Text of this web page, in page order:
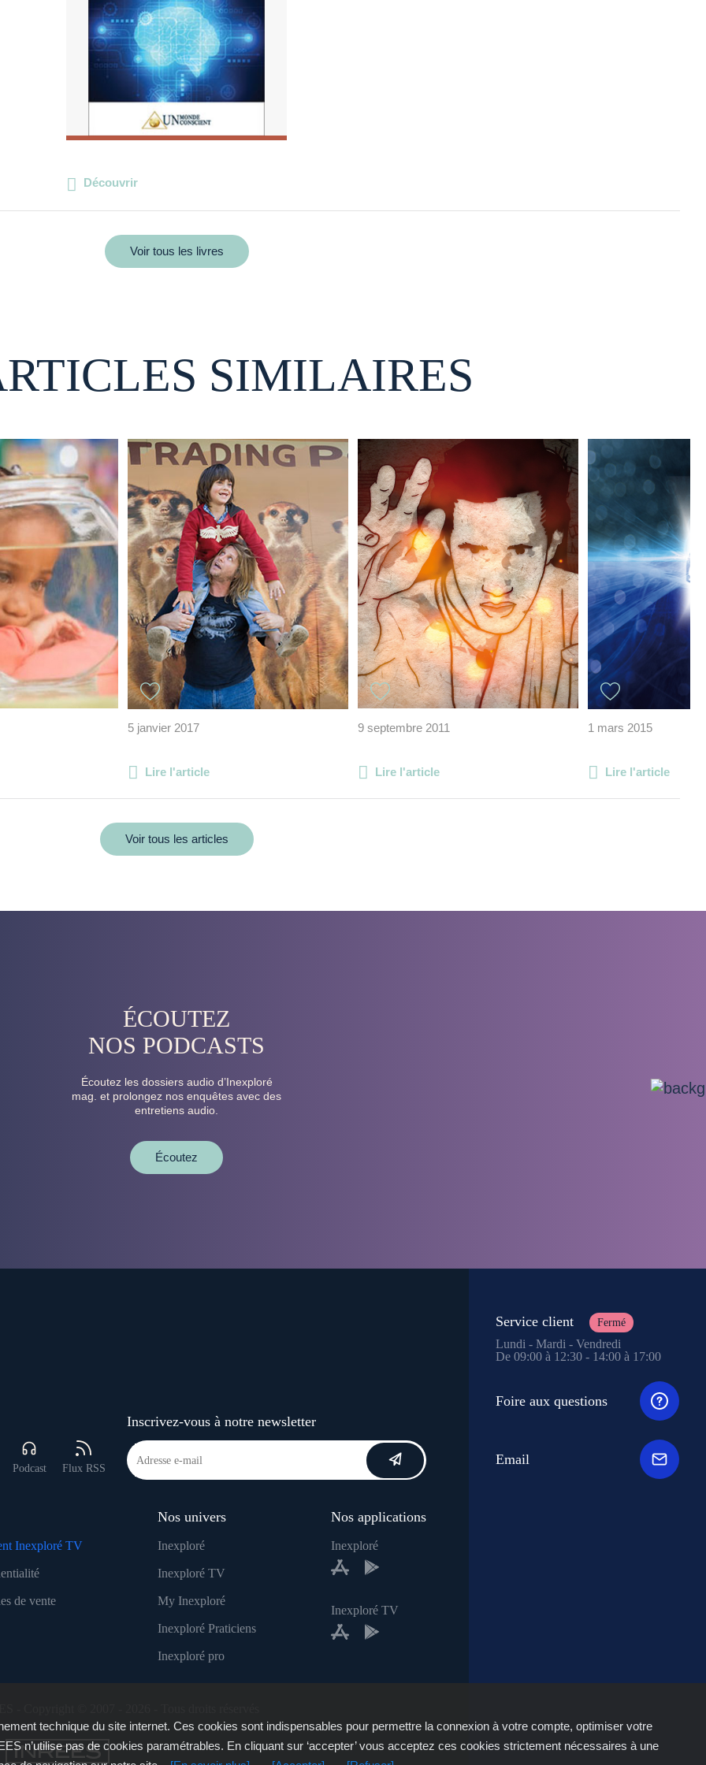
Découvrir
Voir tous les livres
SIMILAIRES
5 janvier 2017
Lire l'article
9 septembre 2011
Lire l'article
1 mars 2015
Lire l'article
Voir tous les articles
ÉCOUTEZ
NOS PODCASTS
Écoutez les dossiers audio d’Inexploré
mag. et prolongez nos enquêtes avec des
entretiens audio.
Écoutez
Podcast Flux RSS
Inscrivez-vous à notre newsletter
Inexploré TV
de vente
Nos univers
Inexploré
Inexploré TV
My Inexploré
Inexploré Praticiens
Inexploré pro
Nos applications
Inexploré
Inexploré TV
Service client Fermé
Lundi - Mardi - Vendredi
De 09:00 à 12:30 - 14:00 à 17:00
Foire aux questions
Email
technique du site internet. Ces cookies sont indispensables pour permettre la connexion à votre compte, optimiser votre
n’utilise pas de cookies paramétrables. En cliquant sur ‘accepter’ vous acceptez ces cookies strictement nécessaires à une